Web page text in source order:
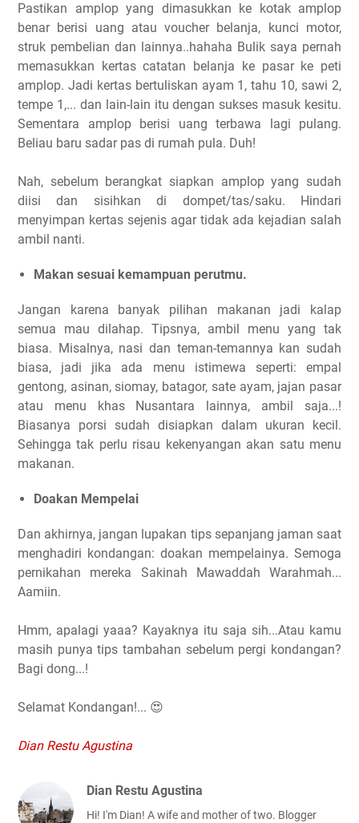
Pastikan amplop yang dimasukkan ke kotak amplop
benar berisi uang atau voucher belanja, kunci motor,
struk pembelian dan lainnya..hahaha Bulik saya pernah
memasukkan kertas catatan belanja ke pasar ke peti
amplop. Jadi kertas bertuliskan ayam 1, tahu 10, sawi 2,
tempe 1,... dan lain-lain itu dengan sukses masuk kesitu.
Sementara amplop berisi uang terbawa lagi pulang.
Beliau baru sadar pas di rumah pula. Duh!
Nah, sebelum berangkat siapkan amplop yang sudah
diisi dan sisihkan di dompet/tas/saku. Hindari
menyimpan kertas sejenis agar tidak ada kejadian salah
ambil nanti.
Makan sesuai kemampuan perutmu.
Jangan karena banyak pilihan makanan jadi kalap
semua mau dilahap. Tipsnya, ambil menu yang tak
biasa. Misalnya, nasi dan teman-temannya kan sudah
biasa, jadi jika ada menu istimewa seperti: empal
gentong, asinan, siomay, batagor, sate ayam, jajan pasar
atau menu khas Nusantara lainnya, ambil saja...!
Biasanya porsi sudah disiapkan dalam ukuran kecil.
Sehingga tak perlu risau kekenyangan akan satu menu
makanan.
Doakan Mempelai
Dan akhirnya, jangan lupakan tips sepanjang jaman saat
menghadiri kondangan: doakan mempelainya. Semoga
pernikahan mereka Sakinah Mawaddah Warahmah...
Aamiin.
Hmm, apalagi yaaa? Kayaknya itu saja sih...Atau kamu
masih punya tips tambahan sebelum pergi kondangan?
Bagi dong...!
Selamat Kondangan!... 😍
Dian Restu Agustina
Dian Restu Agustina
Hi! I'm Dian! A wife and mother of two. Blogger